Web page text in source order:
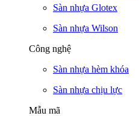
Sàn nhựa Glotex
Sàn nhựa Wilson
Công nghệ
Sàn nhựa hèm khóa
Sàn nhựa chịu lực
Mẫu mã